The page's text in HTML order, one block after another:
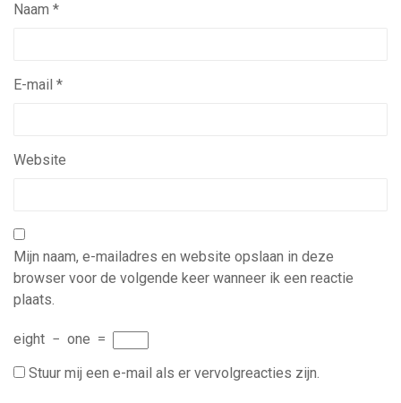
Naam *
E-mail *
Website
Mijn naam, e-mailadres en website opslaan in deze
browser voor de volgende keer wanneer ik een reactie
plaats.
eight − one =
Stuur mij een e-mail als er vervolgreacties zijn.